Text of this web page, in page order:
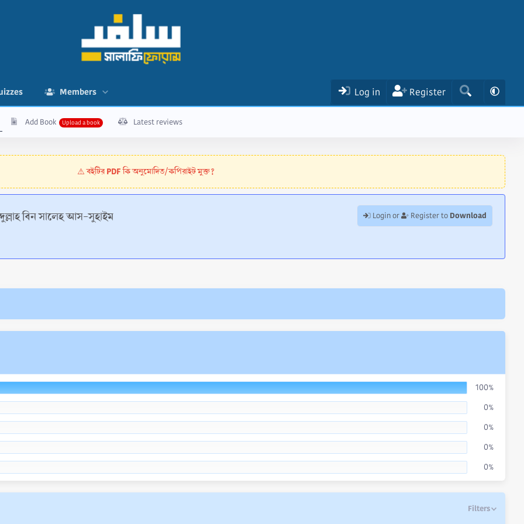
Members Log in Register
Add Book Latest reviews
⚠️বইটির PDF কি অনুমোদিত/কপিরাইট মুক্ত?
বিন সালেহ আস-সুহাইম Login or Register to Download
100%
0%
0%
0%
0%
Filters